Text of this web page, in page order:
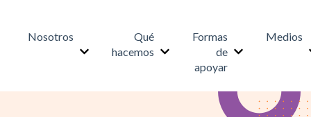
Nosotros
Mostrar submenú para Nosotros
Qué
hacemos
Mostrar submenú para Qué
Formas
de
apoyar
Mostrar
Medios